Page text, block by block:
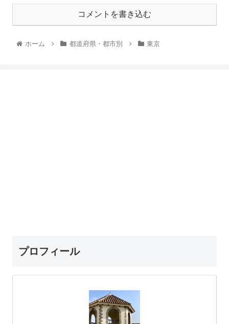
コメントを書き込む
ホーム 都道府県・都市別 東京
プロフィール